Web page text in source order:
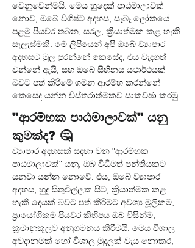
වෙනුවෙන්මයි. මෙය හුදෙක් පාඨමාලාවක්
නොව, ඔබේ විශිෂ්ට අදහස, සැබෑ ලෝකයේ
පළමු පියවර තබන, සරල, ක්‍රියාත්මක කළ හැකි
සැලැස්මකි. මේ ලිපියෙන් අපි ඔබේ ව්‍යාපාර
අදහසට මුල පුරන්නේ කෙසේද, එය වැදගත්
වන්නේ ඇයි, සහ ඔබේ සිහිනය යථාර්ථයක්
බවට පත් කිරීමේ ගමන ආරම්භ කරන්නේ
කෙසේද යන්න විස්තරාත්මකව සාකච්ඡා කරමු.
"ආරම්භක පාඨමාලාවක්" යනු
කුමක්ද? 🤔
ව්‍යාපාර අදහසක් සඳහා වන "ආරම්භක
පාඨමාලාවක්" යනු, ඔබ විධිමත් පන්තියකට
යනවා යන්න නොවේ. එය, ඔබේ ව්‍යාපාර
අදහස, හුදු සිතුවිල්ලක සිට, ක්‍රියාත්මක කළ
හැකි දෙයක් බවට පත් කිරීමට අවශ්‍ය මූලිකම,
ප්‍රායෝගිකම පියවර කිහිපය ඔබ විසින්ම,
ක්‍රමානුකූලව අනුගමනය කිරීමයි. මෙය විශාල
අවදානමක් හෝ විශාල මුදලක් වැය නොකර,